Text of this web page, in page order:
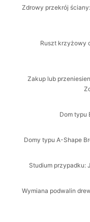
Zdrowy przekrój
Ruszt krzyżowy
Zakup lub
Dom typu
Domy typu A-Shape
Studium przypadku:
Wymiana podwalin